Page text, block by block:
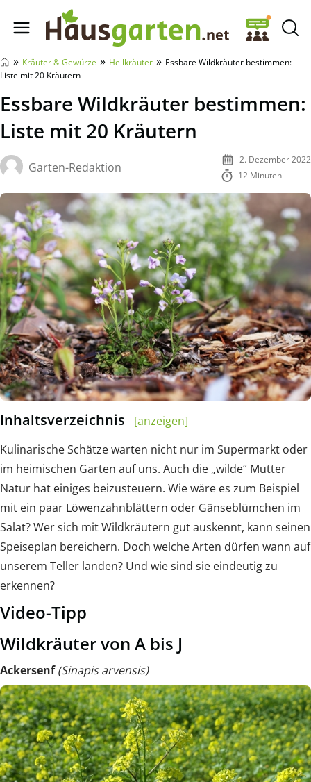
Hausgarten.net
» Kräuter & Gewürze » Heilkräuter » Essbare Wildkräuter bestimmen:
Liste mit 20 Kräutern
Essbare Wildkräuter bestimmen:
Liste mit 20 Kräutern
Garten-Redaktion
2. Dezember 2022
12 Minuten
Inhaltsverzeichnis
[anzeigen]
Kulinarische Schätze warten nicht nur im Supermarkt oder
im heimischen Garten auf uns. Auch die „wilde“ Mutter
Natur hat einiges beizusteuern. Wie wäre es zum Beispiel
mit ein paar Löwenzahnblättern oder Gänseblümchen im
Salat? Wer sich mit Wildkräutern gut auskennt, kann seinen
Speiseplan bereichern. Doch welche Arten dürfen wann auf
unserem Teller landen? Und wie sind sie eindeutig zu
erkennen?
Video-Tipp
Wildkräuter von A bis J
Ackersenf (Sinapis arvensis)